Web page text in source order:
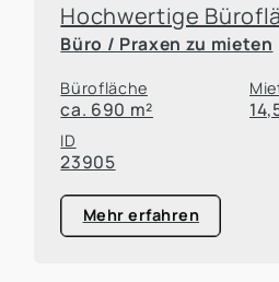
Büro / Praxen zu mieten
Bürofläche
ca. 690 m²
ID
23905
Mehr erfahren